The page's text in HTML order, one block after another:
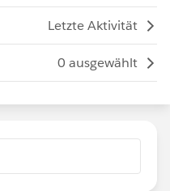
Letzte Aktivität
0 ausgewählt